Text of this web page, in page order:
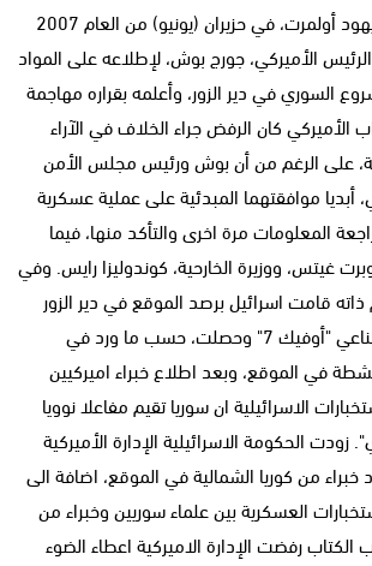
رئيس الوزراء انذاك، ايهود أولمرت، في حزيران (يونيو) من العام 2007
الرئيس الأميركي، جورج بوش، لإطلاعه على المواد
السوري في دير الزور، وأعلمه بقراره مهاجمة
الأميركي كان الرفض جراء الخلاف في الآراء
على الرغم من أن بوش ورئيس مجلس الأمن
موافقتهما المبدئية على عملية عسكرية
المعلومات مرة اخرى والتأكد منها، فيما
غيتس، ووزيرة الخارحية، كوندوليزا رايس. وفي
ذاته قامت اسرائيل برصد الموقع في دير الزور
بواسطة القمر الاصطناعي "أوفيك 7" وحصلت، حسب ما ورد في
في الموقع، وبعد اطلاع خبراء اميركيين
الاسرائيلية ان سوريا تقيم مفاعلا نوويا
الحكومة الاسرائيلية الإدارة الأميركية
من كوريا الشمالية في الموقع، اضافة الى
العسكرية بين علماء سوريين وخبراء من
الكتاب رفضت الإدارة الاميركية اعطاء الضوء